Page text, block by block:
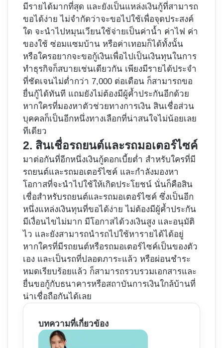
มีรายได้มากที่สุด และยังเป็นแหล่งเงินกู้ที่สามารถ
ขอได้ง่าย ไม่จำกัดว่าจะขอไปใช้เพื่อจุดประสงค์
ใด จะนำไปหมุนเวียนใช้จ่ายเป็นค่าน้ำ ค่าไฟ ค่า
ของใช้ ซ่อมแซมบ้าน หรือค่าเทอมก็ได้ทั้งนั้น
หรือใครอยากจะขอกู้เงินเพื่อไปเป็นเงินทุนในการ
ทำธุรกิจก็สบายเช่นเดียวกัน เพียงมีรายได้ประจำ
ที่ชัดเจนไม่ต่ำกว่า 7,000 ต่อเดือน ก็สามารถขอ
ยื่นกู้ได้ทันที แถมยังไม่ต้องมีผู้ค้ำประกันอีกด้วย
หากใครที่มองหาตัวช่วยทางการเงิน สินเชื่อส่วน
บุคคลก็เป็นอีกหนึ่งทางเลือกที่น่าสนใจไม่น้อยเลย
ทีเดียว
2. สินเชื่อรถยนต์และรถมอเตอร์ไซค์
มาต่อกันที่อีกหนึ่งเงินกู้ดอกเบี้ยต่ำ สำหรับใครที่มี
รถยนต์และรถมอเตอร์ไซค์ และกำลังมองหา
โอกาสที่จะนำไปใช้ให้เกิดประโยชน์ นั่นก็คือสิน
เชื่อสำหรับรถยนต์และรถมอเตอร์ไซค์ ซึ่งเป็นอีก
หนึ่งแหล่งเงินทุนที่ขอได้ง่าย ไม่ต้องมีผู้ค้ำประกัน
มีเงื่อนไขไม่มาก มีโอกาสได้วงเงินสูง และอนุมัติ
ไว และยังสามารถนำรถไปใช้หารายได้ได้อยู่
หากใครที่มีรถยนต์หรือรถมอเตอร์ไซค์เป็นของตัว
เอง และเป็นรถที่ปลอดภาระแล้ว หรือผ่อนชำระ
หมดเรียบร้อยแล้ว ก็สามารถรวบรวมเอกสารและ
ยื่นขอกู้กับธนาคารหรือสถาบันการเงินใกล้บ้านที่
น่าเชื่อถือกันได้เลย
บทความที่เกี่ยวข้อง